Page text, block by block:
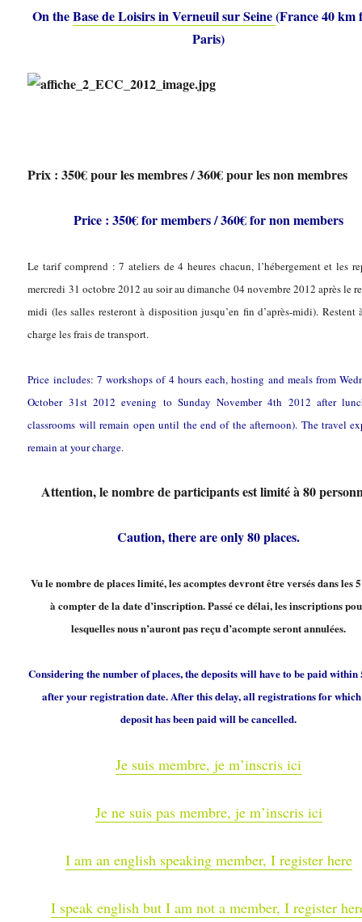
On theBase de Loisirs in Verneuil sur Seine(France 40 km
Paris)
Prix : 350€ pour les membres /360€ pour les non membres
Price : 350€ for members / 360€ for non members
Le tarif comprend : 7 ateliers de 4 heures chacun, l’hébergement et les
mercredi 31 octobre 2012 au soir au dimanche 04 novembre 2012 après le
midi (les salles resteront à disposition jusqu’en fin d’après-midi). Restent
charge les frais de transport.
Price includes: 7 workshops of 4 hours each, hosting and meals from
October 31st 2012 evening to Sunday November 4th 2012 after
classrooms will remain open until the end of the afternoon). The travel
remain at your charge.
Attention, le nombre de participants est limité à 80
Caution, there are only 80 places.
Vu le nombre de places limité, les acomptes devront être versés dans les
à compter de la date d’inscription. Passé ce délai, les inscriptions
lesquelles nous n’auront pas reçu d’acompte seront annulées.
Considering the number of places, the deposits will have to be paid within
after your registration date. After this delay, all registrations for
deposit has been paid will be cancelled.
Je suis membre, je m’inscris ici
Je ne suis pas membre, je m’inscris ici
I am an english speaking member, I register here
I speak english but I am not a member, I register